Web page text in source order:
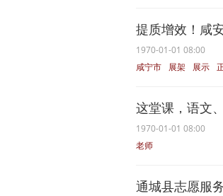
提质增效！咸
1970-01-01 08:00
咸宁市
展架 展示
这堂课，语文
1970-01-01 08:00
老师
通城县志愿服